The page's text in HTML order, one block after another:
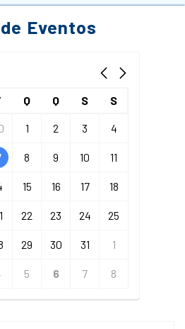
Eventos
Q Q S S
1 2 3 4
8 9 10 11
15 16 17 18
22 23 24 25
29 30 31 1
5 6 7 8